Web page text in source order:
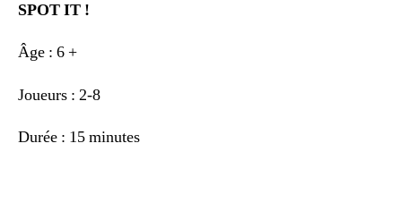
SPOT IT !
Âge : 6 +
Joueurs : 2-8
Durée : 15 minutes